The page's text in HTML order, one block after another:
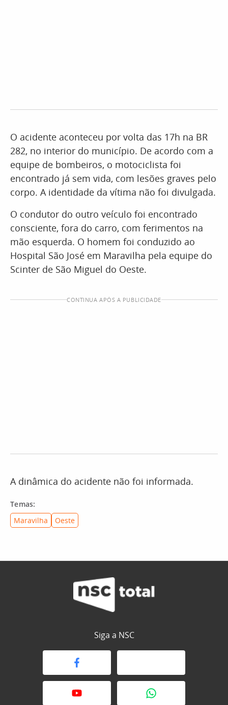
O acidente aconteceu por volta das 17h na BR
282, no interior do município. De acordo com a
equipe de bombeiros, o motociclista foi
encontrado já sem vida, com lesões graves pelo
corpo. A identidade da vítima não foi divulgada.
O condutor do outro veículo foi encontrado
consciente, fora do carro, com ferimentos na
mão esquerda. O homem foi conduzido ao
Hospital São José em Maravilha pela equipe do
Scinter de São Miguel do Oeste.
CONTINUA APÓS A PUBLICIDADE
A dinâmica do acidente não foi informada.
Temas:
Maravilha
Oeste
Siga a NSC